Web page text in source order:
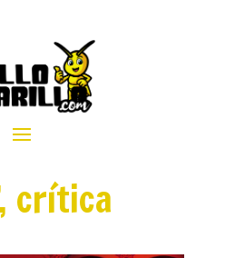
crítica